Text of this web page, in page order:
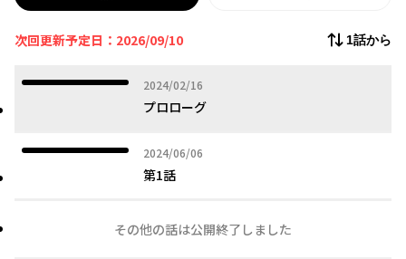
次回更新予定日：2026/09/10 1話から
2024/02/16
2024年02月16日
プロローグ
2024/06/06
2024年06月06日
第1話
その他の話は公開終了しました